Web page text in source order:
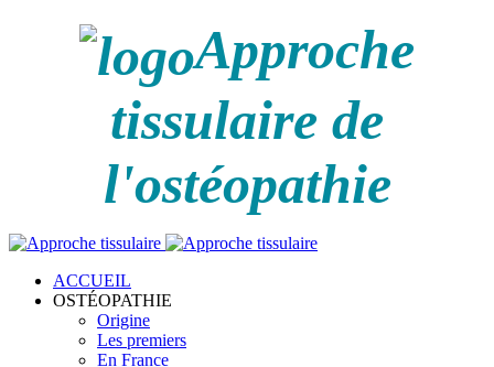
Approche
tissulaire de
l'ostéopathie
ACCUEIL
OSTÉOPATHIE
Origine
Les premiers
En France